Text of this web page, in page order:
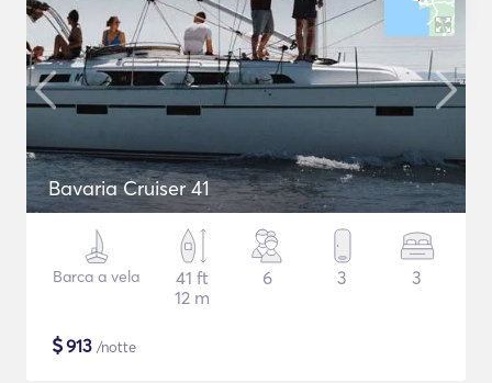
Bavaria Cruiser 41
Barca a vela
41 ft
12 m
6 3 3
$913 /notte